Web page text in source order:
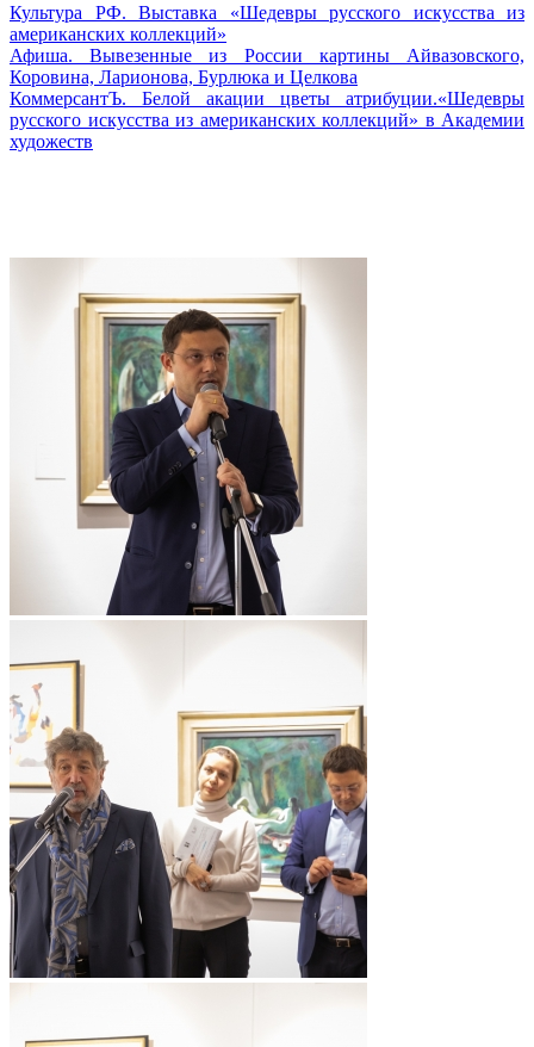
Культура РФ. Выставка «Шедевры русского искусства из
американских коллекций»
Афиша. Вывезенные из России картины Айвазовского,
Коровина, Ларионова, Бурлюка и Целкова
КоммерсантЪ. Белой акации цветы атрибуции.«Шедевры
русского искусства из американских коллекций» в Академии
художеств